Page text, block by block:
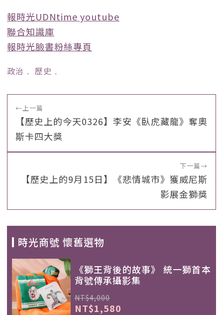
報時光UDNtime youtube
聯合知識庫
報時光臉書粉絲專頁
政治 ﹒ 歷史 ﹒
←上一篇
【歷史上的今天0326】李安《臥虎藏龍》奪奧
斯卡四大獎
下一篇→
【歷史上的9月15日】《悲情城市》獲威尼斯
影展金獅獎
時光商號 懷舊選物
《獅王背後的故事》 統一獅首本
背號傳承攝影集
NT$4,000
NT$1,580